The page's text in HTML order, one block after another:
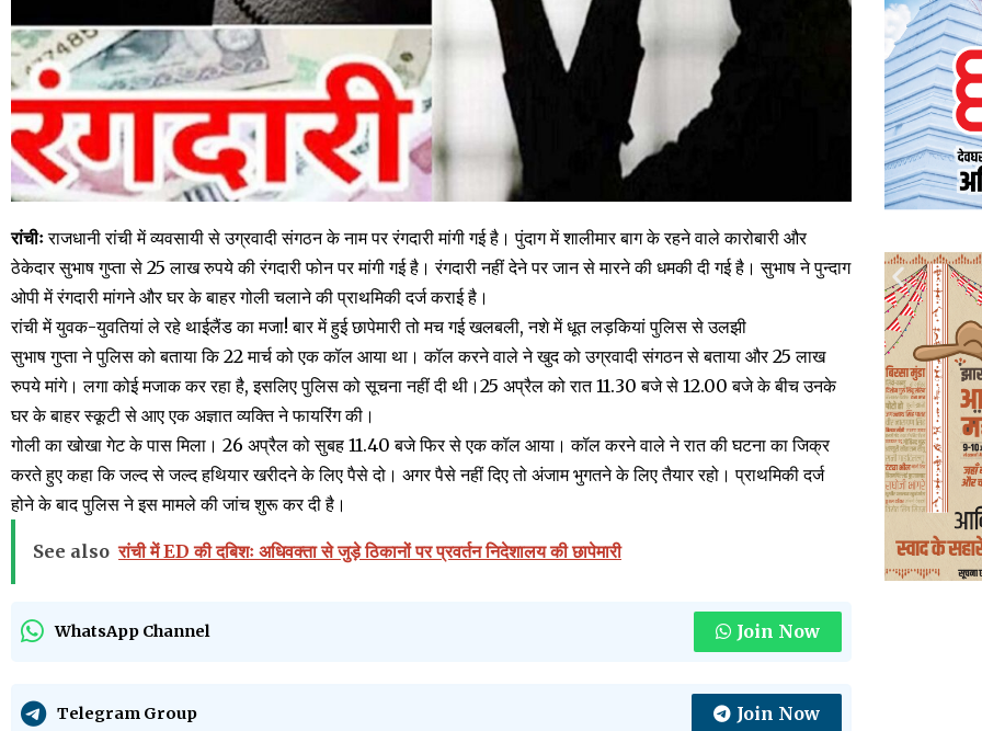
रांचीःराजधानी रांची में व्यवसायी से उग्रवादी संगठन के नाम पर रंगदारी मांगी गई है। पुंदाग में शालीमार बाग के रहने वाले कारोबारी और
ठेकेदार सुभाष गुप्ता से 25 लाख रुपये की रंगदारी फोन पर मांगी गई है। रंगदारी नहीं देने पर जान से मारने की धमकी दी गई है। सुभाष ने पुन्दाग
ओपी में रंगदारी मांगने और घर के बाहर गोली चलाने की प्राथमिकी दर्ज कराई है।
रांची में युवक-युवतियां ले रहे थाईलैंड का मजा! बार में हुई छापेमारी तो मच गई खलबली, नशे में धूत लड़कियां पुलिस से उलझी
सुभाष गुप्ता ने पुलिस को बताया कि 22 मार्च को एक कॉल आया था। कॉल करने वाले ने खुद को उग्रवादी संगठन से बताया और 25 लाख
रुपये मांगे। लगा कोई मजाक कर रहा है, इसलिए पुलिस को सूचना नहीं दी थी।25 अप्रैल को रात 11.30 बजे से 12.00 बजे के बीच उनके
घर के बाहर स्कूटी से आए एक अज्ञात व्यक्ति ने फायरिंग की।
गोली का खोखा गेट के पास मिला। 26 अप्रैल को सुबह 11.40 बजे फिर से एक कॉल आया। कॉल करने वाले ने रात की घटना का जिक्र
करते हुए कहा कि जल्द से जल्द हथियार खरीदने के लिए पैसे दो। अगर पैसे नहीं दिए तो अंजाम भुगतने के लिए तैयार रहो। प्राथमिकी दर्ज
होने के बाद पुलिस ने इस मामले की जांच शुरू कर दी है।
See also रांची में ED की दबिशः अधिवक्ता से जुड़े ठिकानों पर प्रवर्तन निदेशालय की छापेमारी
WhatsApp Channel Join Now
Telegram Group Join Now